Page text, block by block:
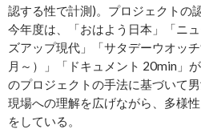
認する性で計測)。プロジェクトの
今年度は、「おはよう日本」「ニ
ズアップ現代」「サタデーウオッ
月～）」「ドキュメント 20min」
のプロジェクトの手法に基づいて
現場への理解を広げながら、多様
をしている。